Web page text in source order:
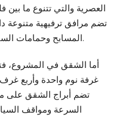
العصرية والتي تتنوع ما
تضم مرافق ترفيهية
المسابح وحمامات السباحة والنوادي الرياضية والحدائق.
أما الشقق في المشروع،
غرفة نوم واحدة وأربع غرف
تضم أبراج الشقق على
السرعة ومواقف